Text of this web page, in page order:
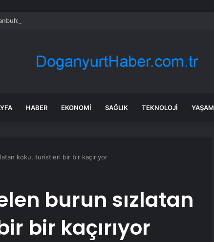
128 yeni noktaya daha EDS geliyor
HABER EKONOMI SAĞLIK TEKNOLOJI YAŞAM
koku, turistleri bir bir kaçırıyor
burun sızlatan
bir kaçırıyor